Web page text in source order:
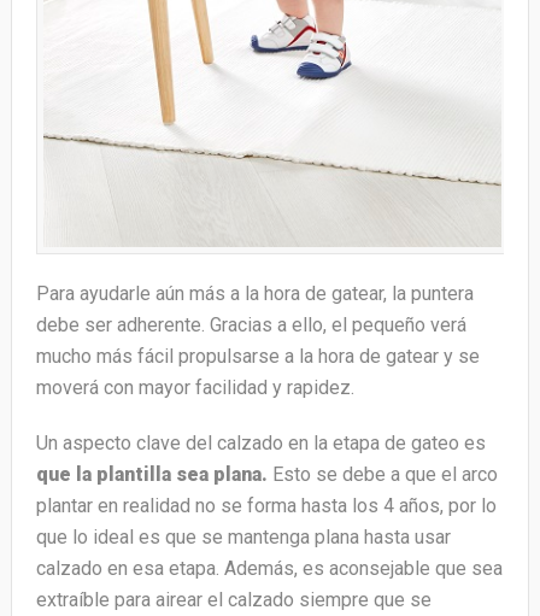
Para ayudarle aún más a la hora de gatear, la puntera
debe ser adherente. Gracias a ello, el pequeño verá
mucho más fácil propulsarse a la hora de gatear y se
moverá con mayor facilidad y rapidez.
Un aspecto clave del calzado en la etapa de gateo es
que la plantilla sea plana. Esto se debe a que el arco
plantar en realidad no se forma hasta los 4 años, por lo
que lo ideal es que se mantenga plana hasta usar
calzado en esa etapa. Además, es aconsejable que sea
extraíble para airear el calzado siempre que se